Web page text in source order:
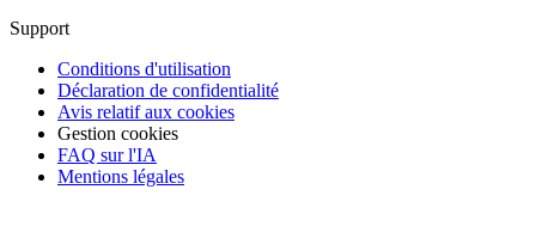
Support
Conditions d'utilisation
Déclaration de confidentialité
Avis relatif aux cookies
Gestion cookies
FAQ sur l'IA
Mentions légales